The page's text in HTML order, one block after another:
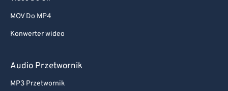
MOV Do MP4
Konwerter wideo
Audio Przetwornik
MP3 Przetwornik